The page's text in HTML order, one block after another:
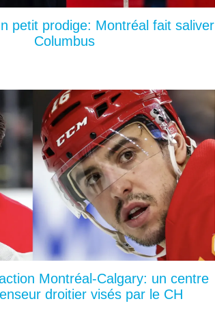
petit prodige: Montréal fait saliver
Columbus
Montréal-Calgary: un centre
droitier visés par le CH